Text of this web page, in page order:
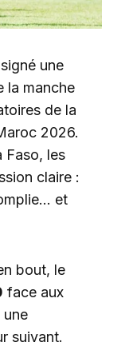
une
la manche
de la
2026.
Faso, les
claire :
et
bout, le
face aux
une
suivant.